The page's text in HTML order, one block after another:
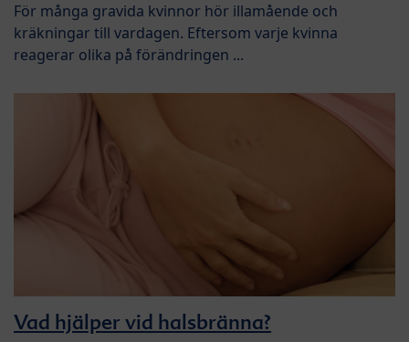
För många gravida kvinnor hör illamående och
kräkningar till vardagen. Eftersom varje kvinna
reagerar olika på förändringen ...
Vad hjälper vid halsbränna?